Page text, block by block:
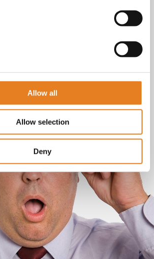
Allow all
Allow selection
Deny